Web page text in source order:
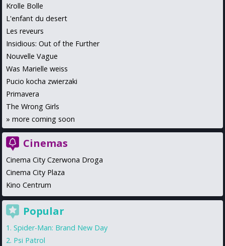
Krolle Bolle
L'enfant du desert
Les reveurs
Insidious: Out of the Further
Nouvelle Vague
Was Marielle weiss
Pucio kocha zwierzaki
Primavera
The Wrong Girls
» more coming soon
Cinemas
Cinema City Czerwona Droga
Cinema City Plaza
Kino Centrum
Popular
Spider-Man: Brand New Day
Psi Patrol